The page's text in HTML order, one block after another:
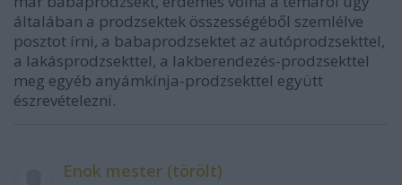
általában a prodzsektek összességéből szemlélve
posztot írni, a babaprodzsektet az autóprodzsekttel,
a lakásprodzsekttel, a lakberendezés-prodzsekttel
meg egyéb anyámkínja-prodzsekttel együtt
észrevételezni.
Enok mester (törölt)